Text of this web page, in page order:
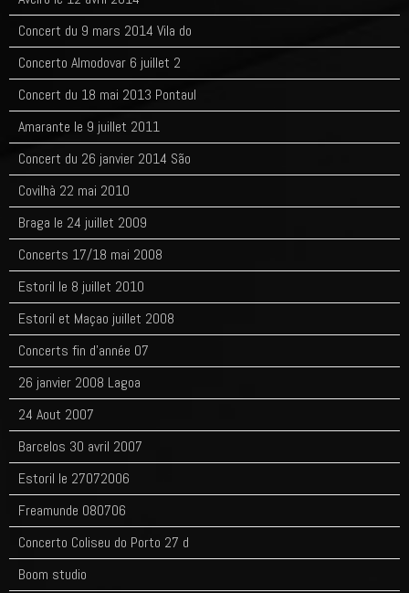
Concert du 9 mars 2014 Vila do
Concerto Almodovar 6 juillet 2
Concert du 18 mai 2013 Pontaul
Amarante le 9 juillet 2011
Concert du 26 janvier 2014 São
Covilhà 22 mai 2010
Braga le 24 juillet 2009
Concerts 17/18 mai 2008
Estoril le 8 juillet 2010
Estoril et Maçao juillet 2008
Concerts fin d'année 07
26 janvier 2008 Lagoa
24 Aout 2007
Barcelos 30 avril 2007
Estoril le 27072006
Freamunde 080706
Concerto Coliseu do Porto 27 d
Boom studio